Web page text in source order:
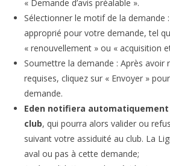
« Demande d’avis préalable ».
Sélectionner le motif de la demande
approprié pour votre demande, tel
« renouvellement » ou « acquisition
Soumettre la demande : Après avoir
requises, cliquez sur « Envoyer »
demande.
Eden notifiera
club, qui pourra alors valider ou
suivant votre assiduité au club. La
aval ou pas à cette demande;